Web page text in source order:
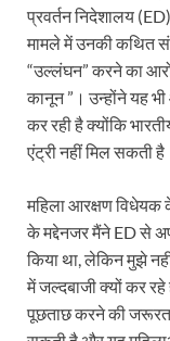
प्रवर्तन निदेशालय
मामले में उनकी कथित
“उल्लंघन” करने का
कानून ”। उन्होंने यह
कर रही है क्योंकि
एंट्री नहीं मिल सकती
महिला आरक्षण विधेयक
के मद्देनजर मैंने ED से
किया था, लेकिन मुझे
में जल्दबाजी क्यों कर
पूछताछ करने की